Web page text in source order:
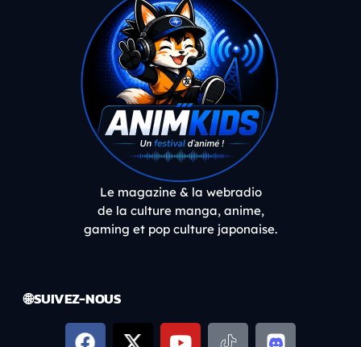
Le magazine & la webradio
de la culture manga, anime,
gaming et pop culture japonaise.
🌐 SUIVEZ-NOUS